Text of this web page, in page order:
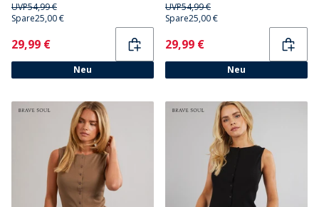
UVP54,99 €
Spare25,00 €
Current
29,99 €
Neu
UVP54,99 €
Spare25,00 €
Current
29,99 €
Neu